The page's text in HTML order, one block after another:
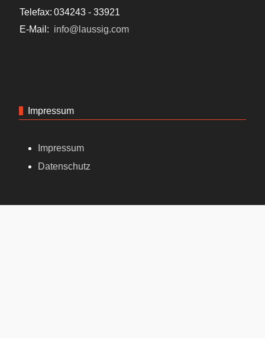
Telefax: 034243 - 33921
E-Mail: info@laussig.com
Impressum
Impressum
Datenschutz